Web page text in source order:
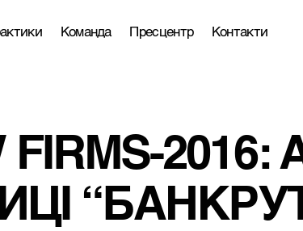
Команда Пресцентр Контакти
2016: